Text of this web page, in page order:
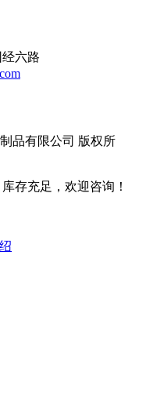
六路
品有限公司 版权所
存充足，欢迎咨询！